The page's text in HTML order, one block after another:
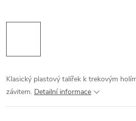
Klasický plastový talířek k trekovým
závitem. Detailní informace